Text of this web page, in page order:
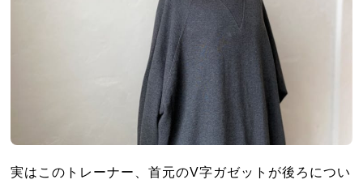
実はこのトレーナー、首元のV字ガゼットが後ろについ